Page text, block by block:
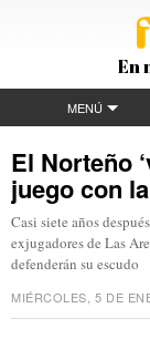
En
MENÚ
El Norteño
juego con
Casi siete años
exjugadores de Las
defenderán su escudo
MIÉRCOLES, 5 DE